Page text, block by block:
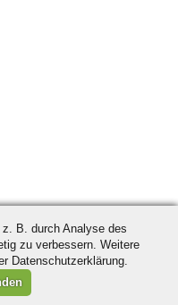
B. durch Analyse des
zu verbessern. Weitere
Datenschutzerklärung.